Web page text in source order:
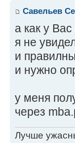
Савельев
а как у
я не
и
и нужно
у меня
через
Лучше